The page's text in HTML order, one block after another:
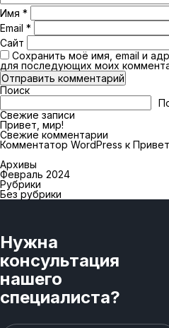
Имя *
Email *
Сайт
Сохранить моё имя, email и
для последующих моих
Поиск
Свежие записи
Привет, мир!
Свежие комментарии
Комментатор WordPress к
Архивы
Февраль 2024
Рубрики
Без рубрики
Нужна
консультация
нашего
специалиста?